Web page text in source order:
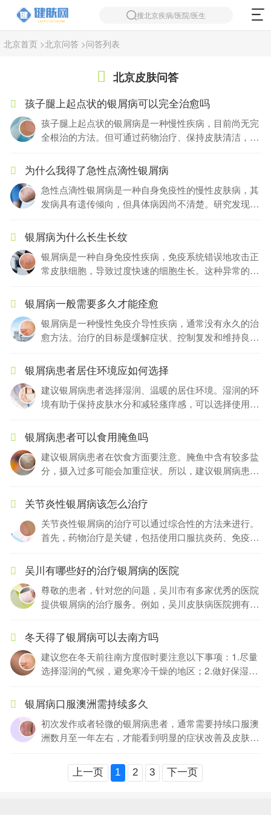
搜北京疾病/医院/医生
北京首页>北京问答>问答列表
北京皮肤问答
孩子腿上起点状的银屑病可以完全治愈吗
孩子腿上起点状的银屑病是一种慢性疾病，目前尚无完
全根治的方法。但可通过药物治疗、保持皮肤清洁，使
解症状。及时就医，接受专业医生的指导和治疗也是很
重要的。
为什么我得了急性点滴性银屑病
急性点滴性银屑病是一种自身免疫性的慢性皮肤病，其
发病具有遗传倾向，但具体病因尚不清楚。研究发现，
的发展相关。环境压力、感染、药物、精神刺激以及免
疫功能紊乱均可触发或加重疾病症状。因此，我们需要
综合分析多方面的因素来全面了解个体患病原因，并制
定个性化的治疗方案。
银屑病为什么长生长纹
银屑病是一种自身免疫性疾病，免疫系统错误地攻击正
常皮肤细胞，导致过度快速的细胞生长。这种异常的细
原因主要是由于长期的炎症反应和角质过度增生所致。
然而，通过合理的治疗和预防措施，可以减轻纹路的出
现。主要措施包括保持良好的皮肤湿润，避免刺激和摩
擦，避免过度揉搓皮肤，以及定期使用医生推荐的药物
成分的产品，并遵循医生的建议进行治疗和护肤，有助
银屑病一般需要多久才能痊愈
银屑病是一种慢性免疫介导性疾病，通常没有永久的治
愈方法。治疗的目标是缓解症状、控制复发和维持良好
可能需要长期、甚至是终身的治疗。很多患者可以通过
药物治疗、光疗、局部治疗或者生活方式改变来有效控
制银屑病，减少病情发作和病情严重度。痊愈的定义多
是指皮肤病变的消失或基本没有活动表现。对于每个患
切合作，在严密的监测下进行个体化的治疗方案。
银屑病患者居住环境应如何选择
建议银屑病患者选择湿润、温暖的居住环境。湿润的环
境有助于保持皮肤水分和减轻瘙痒感，可以选择使用加
血液循环，加速新陈代谢，建议保持室内23-25摄氏度
的温度。此外，银屑病患者应避免干燥、寒冷的环境，
如寒冷的冬天或者长时间处于空调房间。除了居住环
境，合理的饮食、良好的心理状态和适当的运动也对缓
境中生活，并注意保持良好的生活习惯，以改善症状。
银屑病患者可以食用腌鱼吗
建议银屑病患者在饮食方面要注意。腌鱼中含有较多盐
分，摄入过多可能会加重症状。所以，建议银屑病患者
食要均衡，增加摄入富含维生素、蛋白质和必需脂肪酸
的食物，如新鲜水果、蔬菜和坚果。同时，每天保持饮
水量充足，多喝水有助于皮肤保湿和代谢废物。如果症
状严重或者有其他疑问，建议您咨询专业的医生以获取
关节炎性银屑病该怎么治疗
关节炎性银屑病的治疗可以通过综合性的方法来进行。
首先，药物治疗是关键，包括使用口服抗炎药、免疫调
生素D类药物可以减轻症状。此外，使用紫外线照射也
可以减轻病情。除了药物治疗，还需要注意饮食、保持
适当体重和进行适度锻炼等改变生活方式。最后，与医
生定期复诊并积极配合治疗能有效控制疾病进展。
吴川有哪些好的治疗银屑病的医院
尊敬的患者，针对您的问题，吴川市有多家优秀的医院
提供银屑病的治疗服务。例如，吴川皮肤病医院拥有专
可以给您提供个性化的治疗方案。另外，吴川市第一人
民医院也是一家有丰富经验的综合医院，在银屑病治疗
领域也有较高的声誉。相信通过这些医院的治疗，您可
以得到有效的缓解和控制疾病的方法。请您提前咨询医
地获得治疗。
冬天得了银屑病可以去南方吗
建议您在冬天前往南方度假时要注意以下事项：1.尽量
选择湿润的气候，避免寒冷干燥的地区；2.做好保湿工
度晒太阳，适当控制阳光暴露时间；4.减少紧张和压
力，避免诱发或加重病情的因素。记住被银屑病困扰不
代表不能度假，只需注意病情控制并采取相应措施。如
有需要，请及时咨询医生。
银屑病口服澳洲需持续多久
初次发作或者轻微的银屑病患者，通常需要持续口服澳
洲数月至一年左右，才能看到明显的症状改善及皮肤恢
间可能需要更长，并且可能需要结合其他治疗方法，例
如外用药物或光疗等。患者在进行治疗期间需要密切关
上一页 1 2 3 下一页